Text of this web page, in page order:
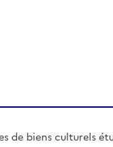
de biens culturels